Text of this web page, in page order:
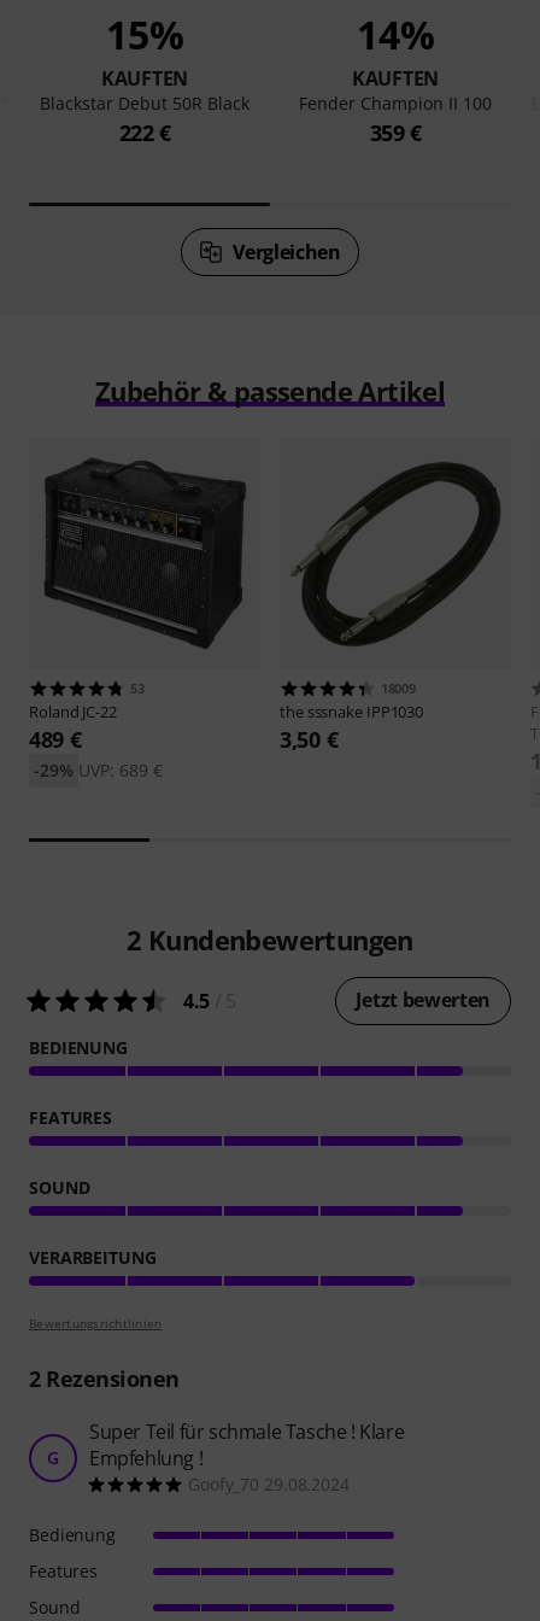
15%
KAUFTEN
Blackstar Debut 50R Black
222 €
14%
KAUFTEN
Fender Champion II 100
359 €
Vergleichen
Zubehör & passende Artikel
53
Roland JC-22
489 €
UVP: 689 €
-29%
18009
the sssnake IPP1030
3,50 €
2 Kundenbewertungen
4.5 Jetzt bewerten
BEDIENUNG
FEATURES
SOUND
VERARBEITUNG
Bewertungsrichtlinien
2Rezensionen
G
Super Teil für schmale Tasche ! Klare
Empfehlung !
Goofy_70 29.08.2024
Bedienung
Features
Sound